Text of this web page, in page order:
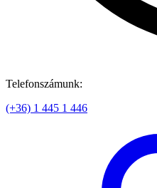
Telefonszámunk:
(+36) 1 445 1 446